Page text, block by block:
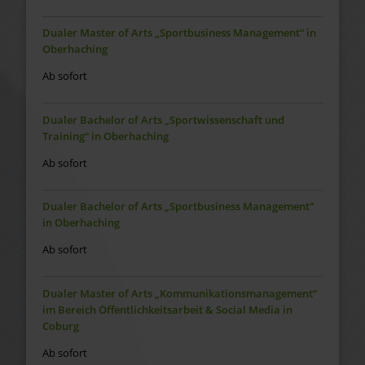
Dualer Master of Arts „Sportbusiness Management“ in
Oberhaching
Ab sofort
Dualer Bachelor of Arts „Sportwissenschaft und
Training“ in Oberhaching
Ab sofort
Dualer Bachelor of Arts „Sportbusiness Management“
in Oberhaching
Ab sofort
Dualer Master of Arts „Kommunikationsmanagement“
im Bereich Öffentlichkeitsarbeit & Social Media in
Coburg
Ab sofort